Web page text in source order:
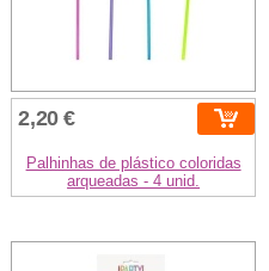
2,20 €
Palhinhas de plástico coloridas
arqueadas - 4 unid.